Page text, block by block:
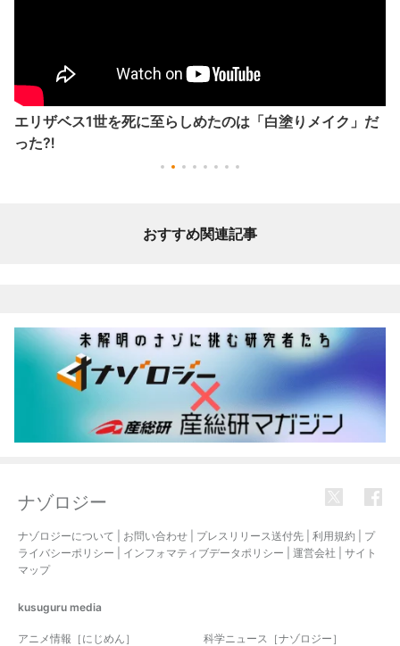
エリザベス1世を死に至らしめたのは「白塗りメイク」だ
った⁈
おすすめ関連記事
ナゾロジー
ナゾロジーについて お問い合わせ プレスリリース送付先 利用規約
プ
ライバシーポリシー
インフォマティブデータポリシー 運営会社
サイト
マップ
kusuguru media
アニメ情報［にじめん］ 科学ニュース［ナゾロジー］